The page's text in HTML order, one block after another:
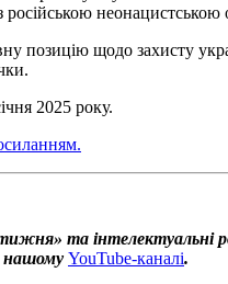
неонацистською
позицію щодо захисту
2025 року.
та інтелектуальні
нашому YouTube-каналі.